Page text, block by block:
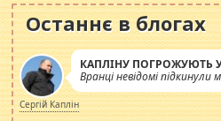
Останнє в блогах
КАПЛІНУ ПОГРОЖУЮТЬ
Вранці невідомі
Сергій Каплін